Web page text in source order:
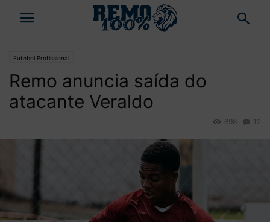
Futebol Profissional
Remo anuncia saída do
atacante Veraldo
12
898